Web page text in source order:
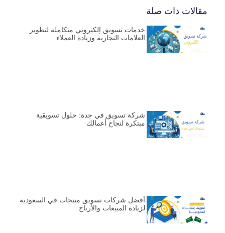
مقالات ذات صلة
خدمات تسويق إلكتروني متكاملة لتطوير
العلامات التجارية وزيادة العملاء
شركة تسويق في جدة: حلول تسويقية
مبتكرة لنجاح أعمالك
أفضل شركات تسويق منتجات في السعودية
لزيادة المبيعات والأرباح